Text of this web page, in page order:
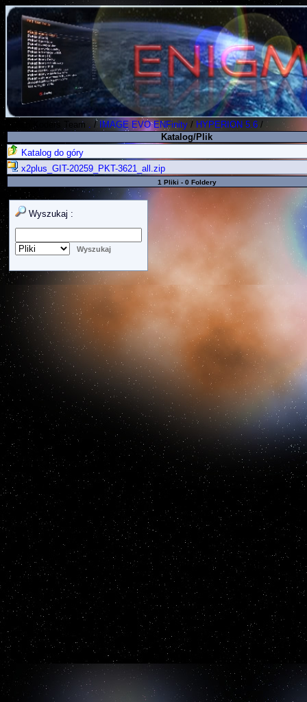
Polish Koders Team /IMAGE EVO ENFinity / HYPERION 5.6 /
Katalog/Plik
Katalog do góry
x2plus_GIT-20259_PKT-3621_all.zip
1 Pliki - 0 Foldery
Wyszukaj :